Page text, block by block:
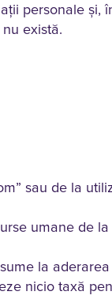
personale și,
există.
sau de la
umane de la
la
nicio taxă